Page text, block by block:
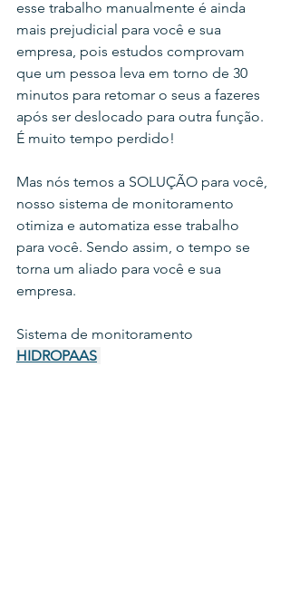
esse trabalho manualmente é ainda
mais prejudicial para você e sua
empresa, pois estudos comprovam
que um pessoa leva em torno de 30
minutos para retomar o seus a fazeres
após ser deslocado para outra função.
É muito tempo perdido!
Mas nós temos a SOLUÇÃO para você,
nosso sistema de monitoramento
otimiza e automatiza esse trabalho
para você. Sendo assim, o tempo se
torna um aliado para você e sua
empresa.
Sistema de monitoramento
HIDROPAAS